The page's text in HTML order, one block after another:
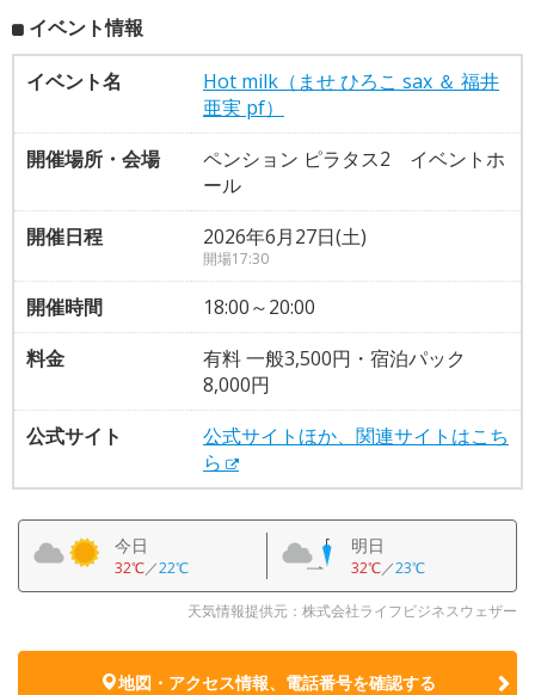
イベント情報
イベント名
Hot milk（ませ ひろこ sax ＆ 福井
亜実 pf）
開催場所・会場
ペンション ピラタス2 イベントホ
ール
開催日程
2026年6月27日(土)
開場17:30
開催時間
18:00～20:00
料金
有料 一般3,500円・宿泊パック
8,000円
公式サイト
公式サイトほか、関連サイトはこち
ら
今日
32℃／22℃
明日
32℃／23℃
天気情報提供元：株式会社ライフビジネスウェザー
地図・アクセス情報、電話番号を確認する